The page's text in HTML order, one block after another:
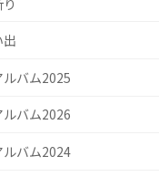
出
ルバム2025
ルバム2026
ルバム2024